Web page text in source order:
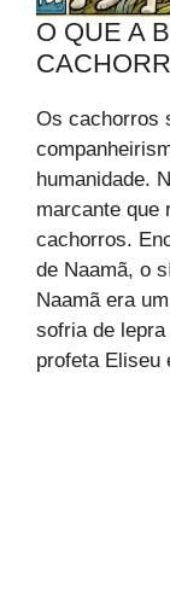
O QUE A
Os cachorros
humanidade.
marcante que
cachorros.
de Naamã, o
Naamã era
sofria de
profeta Eliseu